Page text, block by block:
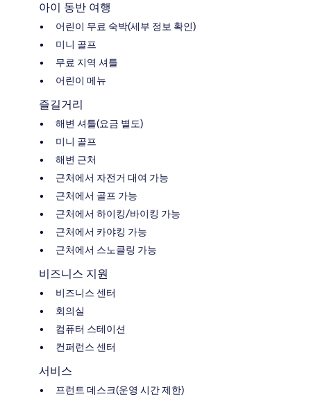
아이 동반 여행
어린이 무료 숙박(세부 정보 확인)
미니 골프
무료 지역 셔틀
어린이 메뉴
즐길거리
해변 셔틀(요금 별도)
미니 골프
해변 근처
근처에서 자전거 대여 가능
근처에서 골프 가능
근처에서 하이킹/바이킹 가능
근처에서 카야킹 가능
근처에서 스노클링 가능
비즈니스 지원
비즈니스 센터
회의실
컴퓨터 스테이션
컨퍼런스 센터
서비스
프런트 데스크(운영 시간 제한)